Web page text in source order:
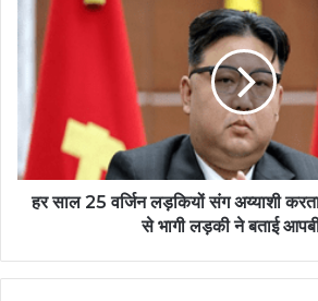
हर साल 25 वर्जिन लड़कियों संग अय्याशी
से भागी लड़की ने बताई